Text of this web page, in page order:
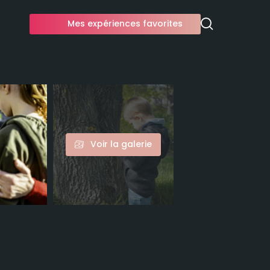
Mes expériences favorites
Voir la galerie